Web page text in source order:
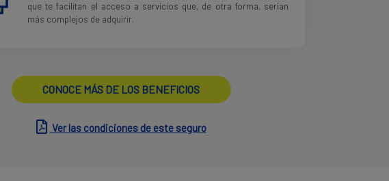
que te facilitan el acceso a servicios que, de otra forma, serían
más complejos de adquirir.
CONOCE MÁS DE LOS BENEFICIOS
Ver las condiciones de este seguro